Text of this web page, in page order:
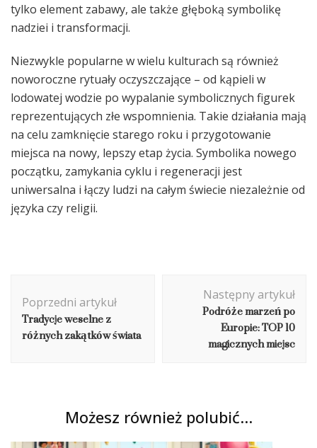
tylko element zabawy, ale także głęboką symbolikę
nadziei i transformacji.
Niezwykle popularne w wielu kulturach są również
noworoczne rytuały oczyszczające – od kąpieli w
lodowatej wodzie po wypalanie symbolicznych figurek
reprezentujących złe wspomnienia. Takie działania mają
na celu zamknięcie starego roku i przygotowanie
miejsca na nowy, lepszy etap życia. Symbolika nowego
początku, zamykania cyklu i regeneracji jest
uniwersalna i łączy ludzi na całym świecie niezależnie od
języka czy religii.
wpisu
Poprzedni artykuł
Tradycje weselne z
różnych zakątków świata
Następny artykuł
Podróże marzeń po
Europie: TOP 10
magicznych miejsc
Możesz również polubić…